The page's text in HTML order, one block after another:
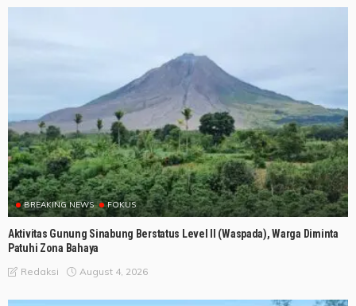
BREAKING NEWS FOKUS
Aktivitas Gunung Sinabung Berstatus Level II (Waspada), Warga Diminta
Patuhi Zona Bahaya
Redaksi August 4, 2026